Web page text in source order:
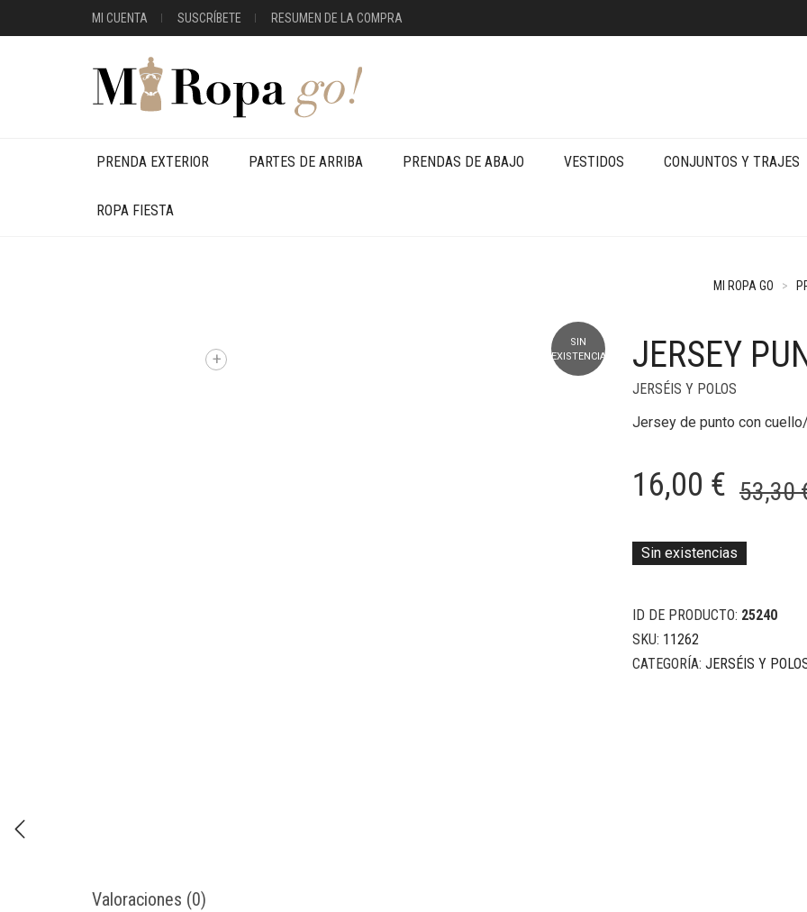
MI CUENTA SUSCRÍBETE RESUMEN DE LA COMPRA
PRENDA EXTERIOR PARTES DE ARRIBA PRENDAS DE ABAJO VESTIDOS CONJUNTOS Y TRAJES
ROPA FIESTA
MI ROPA GO >
SIN
EXISTENCIAS
+ JERSEY
JERSÉIS Y POLOS
Jersey de punto con
53,30
16,00 €
Sin existencias
ID DE PRODUCTO: 25240
SKU: 11262
CATEGORÍA: JERSÉIS Y
Valoraciones (0)